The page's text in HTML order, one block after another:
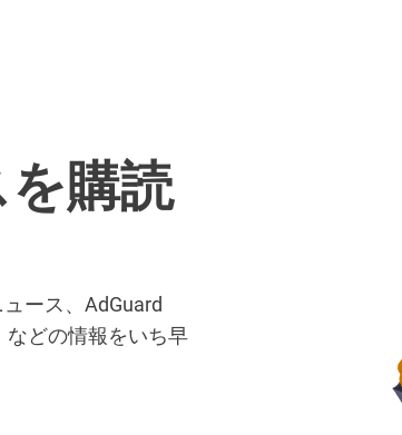
購読
ース、AdGuard
などの情報をいち早